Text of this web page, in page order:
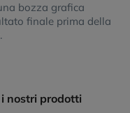
bozza grafica
finale prima della
nostri prodotti